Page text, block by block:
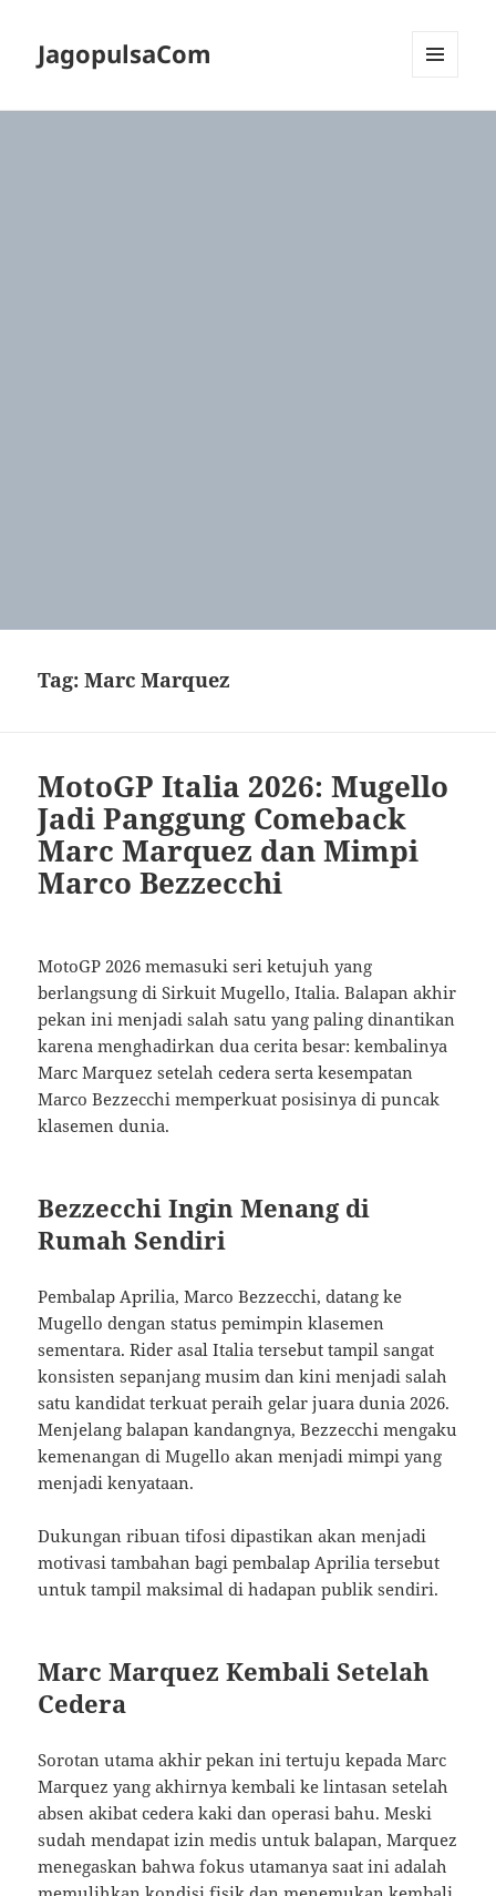
JagopulsaCom
Tag:Marc Marquez
MotoGP Italia 2026: Mugello
Jadi Panggung Comeback
Marc Marquez dan Mimpi
Marco Bezzecchi
MotoGP 2026 memasuki seri ketujuh yang
berlangsung di Sirkuit Mugello, Italia. Balapan akhir
pekan ini menjadi salah satu yang paling dinantikan
karena menghadirkan dua cerita besar: kembalinya
Marc Marquez setelah cedera serta kesempatan
Marco Bezzecchi memperkuat posisinya di puncak
klasemen dunia.
Bezzecchi Ingin Menang di
Rumah Sendiri
Pembalap Aprilia, Marco Bezzecchi, datang ke
Mugello dengan status pemimpin klasemen
sementara. Rider asal Italia tersebut tampil sangat
konsisten sepanjang musim dan kini menjadi salah
satu kandidat terkuat peraih gelar juara dunia 2026.
Menjelang balapan kandangnya, Bezzecchi mengaku
kemenangan di Mugello akan menjadi mimpi yang
menjadi kenyataan.
Dukungan ribuan tifosi dipastikan akan menjadi
motivasi tambahan bagi pembalap Aprilia tersebut
untuk tampil maksimal di hadapan publik sendiri.
Marc Marquez Kembali Setelah
Cedera
Sorotan utama akhir pekan ini tertuju kepada Marc
Marquez yang akhirnya kembali ke lintasan setelah
absen akibat cedera kaki dan operasi bahu. Meski
sudah mendapat izin medis untuk balapan, Marquez
menegaskan bahwa fokus utamanya saat ini adalah